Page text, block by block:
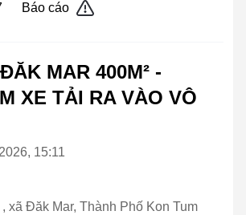
Báo cáo
MAR 400M² -
XE TẢI RA VÀO VÔ
15:11
xã Đăk Mar, Thành Phố Kon Tum